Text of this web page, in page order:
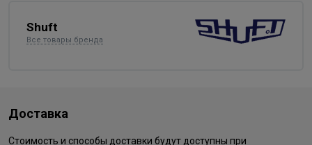
Shuft
Все товары бренда
Доставка
Стоимость и способы доставки будут доступны при